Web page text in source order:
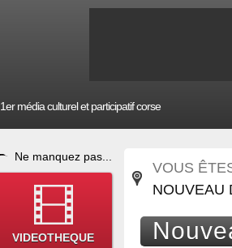
1er média culturel et participatif corse
Ne manquez pas...
VIDEOTHEQUE
VOUS
NOUVEAU